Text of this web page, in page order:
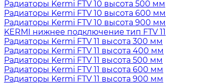
Радиаторы Kermi FTV 10 высота 500 мм
Радиаторы Kermi FTV 10 высота 600 мм
Радиаторы Kermi FTV 10 высота 900 мм
KERMI нижнее подключение тип FTV 11
Радиаторы Kermi FTV 11 высота 300 мм
Радиаторы Kermi FTV 11 высота 400 мм
Радиаторы Kermi FTV 11 высота 500 мм
Радиаторы Kermi FTV 11 высота 600 мм
Радиаторы Kermi FTV 11 высота 900 мм